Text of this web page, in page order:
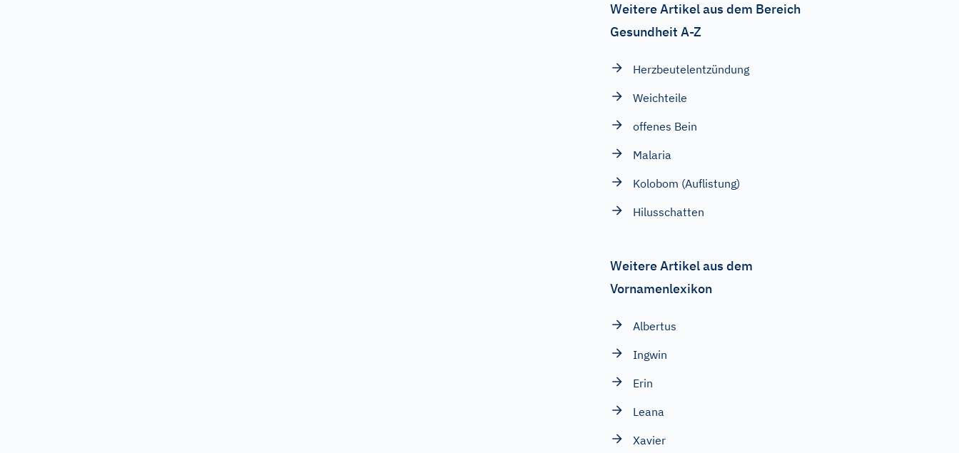
Weitere Artikel aus dem Bereich
Gesundheit A-Z
Herzbeutelentzündung
Weichteile
offenes Bein
Malaria
Kolobom (Auflistung)
Hilusschatten
Weitere Artikel aus dem
Vornamenlexikon
Albertus
Ingwin
Erin
Leana
Xavier